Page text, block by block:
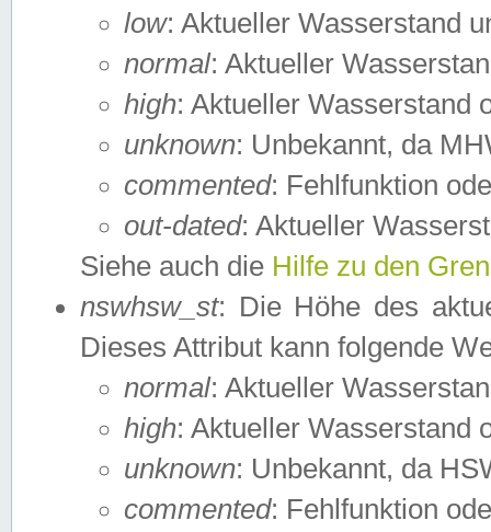
low: Aktueller Wasserstand
normal: Aktueller
high: Aktueller Wasserstand
unknown: Unbekannt, da
commented: Fehlfunktion
out-dated: Aktueller
Siehe auch die Hilfe zu den
nswhsw_st: Die Höhe des
Dieses Attribut kann folgende
normal: Aktueller
high: Aktueller Wasserstand
unknown: Unbekannt, da
commented: Fehlfunktion